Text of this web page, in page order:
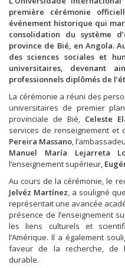
première cérémonie
événement historique qui
consolidation du système
province de Bié, en Angola.
des sciences sociales et
universitaires, devenant
professionnels diplômés de
La cérémonie a réuni des
universitaires de premier
provinciale de Bié, Celeste
services de renseignement et
Pereira Massano,
Manuel María Lejarreta
l’enseignement supérieur,
Au cours de la cérémonie, le
Jelvéz Martínez, a souligné
représentait une avancée
présence de l’enseignement
les liens culturels et
l’Amérique. Il a également
faveur de la recherche, de
durable.